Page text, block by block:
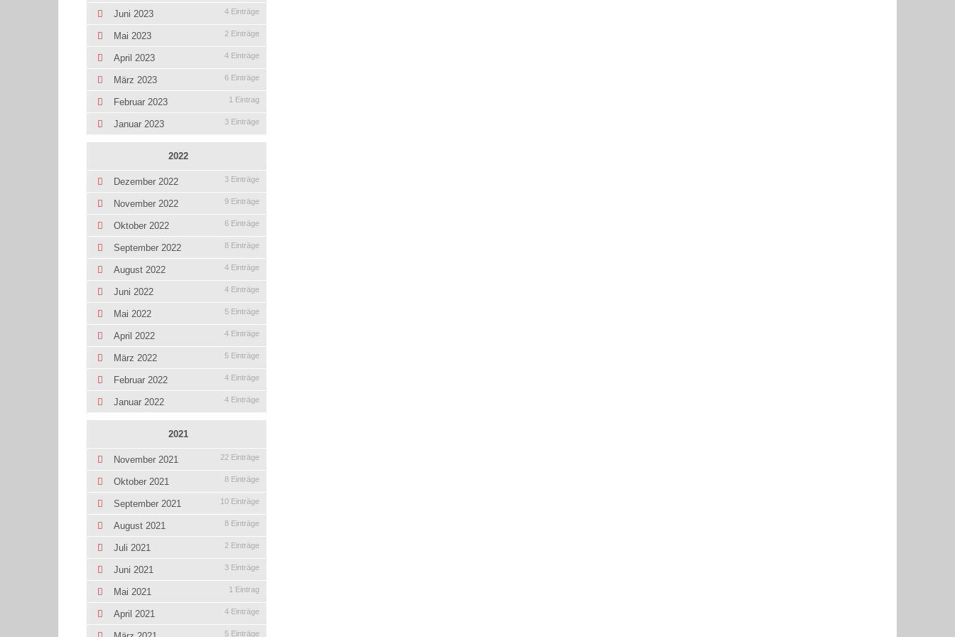
Juni 2023 4 Einträge
Mai 2023 2 Einträge
April 2023 4 Einträge
März 2023 6 Einträge
Februar 2023 1 Eintrag
Januar 2023 3 Einträge
2022
Dezember 2022 3 Einträge
November 2022 9 Einträge
Oktober 2022 6 Einträge
September 2022 8 Einträge
August 2022 4 Einträge
Juni 2022 4 Einträge
Mai 2022 5 Einträge
April 2022 4 Einträge
März 2022 5 Einträge
Februar 2022 4 Einträge
Januar 2022 4 Einträge
2021
November 2021 22 Einträge
Oktober 2021 8 Einträge
September 2021 10 Einträge
August 2021 8 Einträge
Juli 2021 2 Einträge
Juni 2021 3 Einträge
Mai 2021 1 Eintrag
April 2021 4 Einträge
5 Einträge